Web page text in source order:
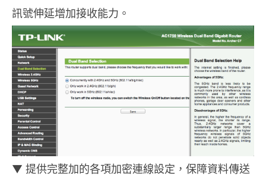
訊號伸延增加接收能力。
▼ 提供完整加的各項加密連線設定，保障資料傳送